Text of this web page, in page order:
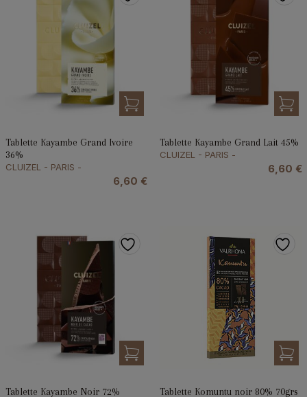
Tablette Kayambe Grand Ivoire
36%
CLUIZEL - PARIS -
6,60 €
Tablette Kayambe Grand Lait 45%
CLUIZEL - PARIS -
6,60 €
Tablette Kayambe Noir 72%
Tablette Komuntu noir 80% 70grs